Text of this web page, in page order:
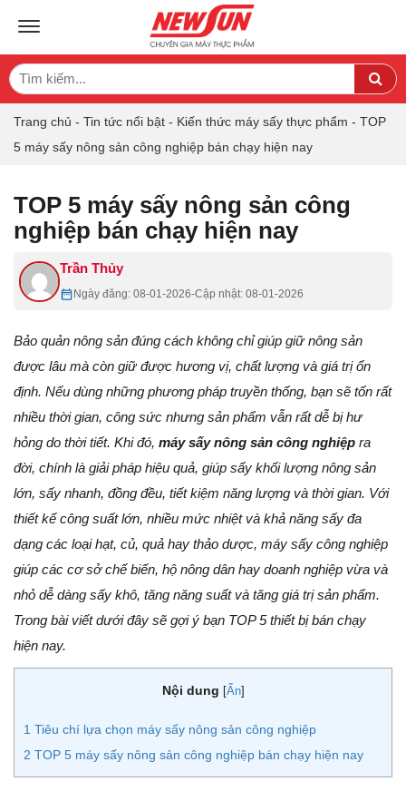
TOGGLE NAVIGATION
Search
for:
Trang chủ - Tin tức nổi bật - Kiến thức máy sấy thực phẩm - TOP
5 máy sấy nông sản công nghiệp bán chạy hiện nay
TOP 5 máy sấy nông sản công
nghiệp bán chạy hiện nay
Trần Thủy
Ngày đăng: 08-01-2026-Cập nhật: 08-01-2026
Bảo quản nông sản đúng cách không chỉ giúp giữ nông sản
được lâu mà còn giữ được hương vị, chất lượng và giá trị ổn
định. Nếu dùng những phương pháp truyền thống, bạn sẽ tốn rất
nhiều thời gian, công sức nhưng sản phẩm vẫn rất dễ bị hư
hỏng do thời tiết. Khi đó, máy sấy nông sản công nghiệp ra
đời, chính là giải pháp hiệu quả, giúp sấy khối lượng nông sản
lớn, sấy nhanh, đồng đều, tiết kiệm năng lượng và thời gian. Với
thiết kế công suất lớn, nhiều mức nhiệt và khả năng sấy đa
dạng các loại hạt, củ, quả hay thảo dược, máy sấy công nghiệp
giúp các cơ sở chế biến, hộ nông dân hay doanh nghiệp vừa và
nhỏ dễ dàng sấy khô, tăng năng suất và tăng giá trị sản phẩm.
Trong bài viết dưới đây sẽ gợi ý bạn TOP 5 thiết bị bán chạy
hiện nay.
Nội dung [Ẩn]
1 Tiêu chí lựa chọn máy sấy nông sản công nghiệp
2 TOP 5 máy sấy nông sản công nghiệp bán chạy hiện nay